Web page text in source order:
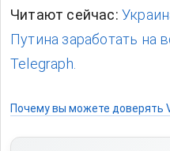
Читают сейчас:
Путина заработать на
Telegraph.
Почему вы можете доверять